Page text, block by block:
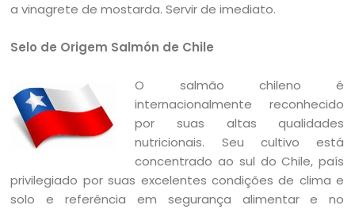
a vinagrete de mostarda. Servir de imediato.
Selo de Origem Salmón de Chile
O salmão chileno é
internacionalmente reconhecido
por suas altas qualidades
nutricionais. Seu cultivo está
concentrado ao sul do Chile, país
privilegiado por suas excelentes condições de clima e
solo e referência em segurança alimentar e no